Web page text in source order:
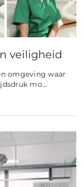
veiligheid
omgeving waar
mo...